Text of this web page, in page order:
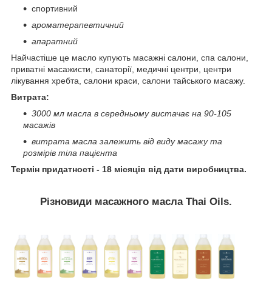
спортивний
ароматерапевтичний
апаратний
Найчастіше це масло купують масажні салони, спа салони,
приватні масажисти, санаторії, медичні центри, центри
лікування хребта, салони краси, салони тайського масажу.
Витрата:
3000 мл масла в середньому вистачає на 90-105
масажів
витрата масла залежить від виду масажу та
розмірів тіла пацієнта
Термін придатності - 18 місяців від дати виробництва.
Різновиди масажного масла Thai Oils.